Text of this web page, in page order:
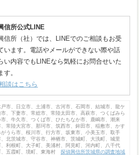
信所公式LINE
信所（社）では、LINEでのご相談もお受
います。電話やメールができない際や話
い内容でもLINEなら気軽にお問合せいた
す。
相談はこちら
戸市、日立市、土浦市、古河市、石岡市、結城市、龍ケ
市、下妻市、常総市、常陸太田市、高萩市、つくばみら
市、牛久市、つくば市、ひたちなか市、鹿嶋市、潮来
、常陸大宮市、那珂市、筑西市、鉾田市、稲敷市、かす
がうら市、桜川市、行方市、坂東市、小美玉市、取手
、北茨城市、守谷市、神栖市、茨城町、大洗町、城里
、利根町、大子町、美浦村、阿見町、河内町、八千代
、五霞町、境町、東海村探偵興信所茨城県の調査地域